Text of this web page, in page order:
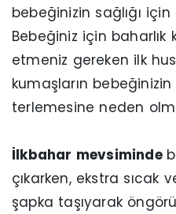
bebeğinizin sağlığı
Bebeğiniz için baharlık
etmeniz gereken ilk
kumaşların
terlemesine neden
İlkbahar mevsiminde
çıkarken, ekstra sıcak
şapka taşıyarak